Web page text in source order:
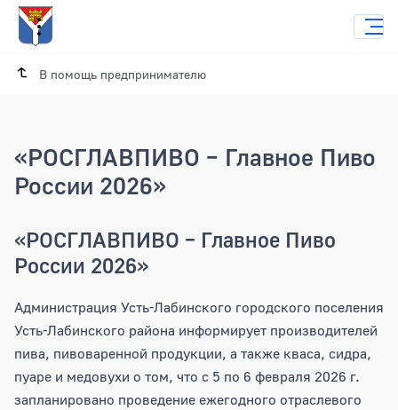
В помощь предпринимателю
«РОСГЛАВПИВО – Главное Пиво
России 2026»
«РОСГЛАВПИВО – Главное Пиво
России 2026»
Администрация Усть-Лабинского городского поселения
Усть-Лабинского района информирует производителей
пива, пивоваренной продукции, а также кваса, сидра,
пуаре и медовухи о том, что с 5 по 6 февраля 2026 г.
запланировано проведение ежегодного отраслевого